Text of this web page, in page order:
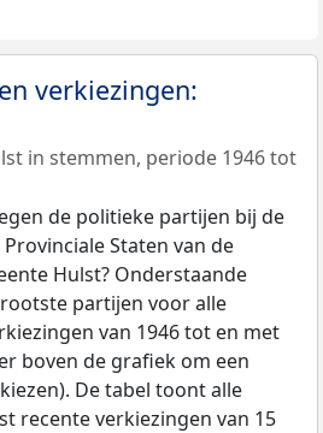
verkiezingen:
in stemmen, periode 1946 tot
de politieke partijen bij de
Staten van de
Hulst? Onderstaande
partijen voor alle
van 1946 tot en met
boven de grafiek om een
De tabel toont alle
recente verkiezingen van 15